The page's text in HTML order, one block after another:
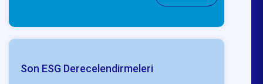
Son ESG Derecelendirmeleri